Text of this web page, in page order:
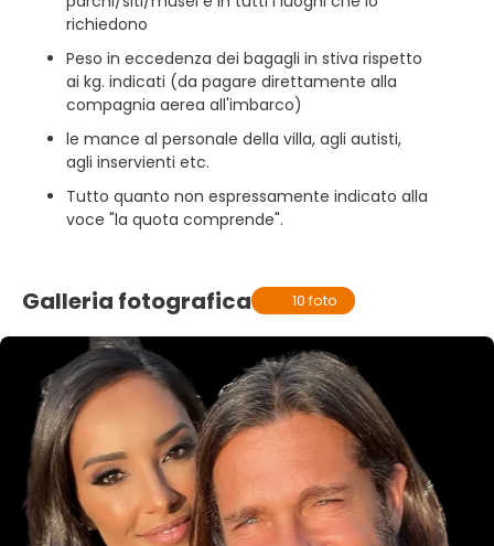
richiedono
Peso in eccedenza dei bagagli in stiva rispetto
ai kg. indicati (da pagare direttamente alla
compagnia aerea all'imbarco)
le mance al personale della villa, agli autisti,
agli inservienti etc.
Tutto quanto non espressamente indicato alla
voce "la quota comprende".
Galleria fotografica 10 foto